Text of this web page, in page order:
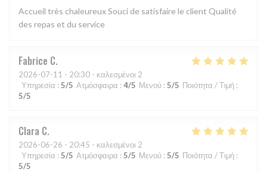
Accueil très chaleureux Souci de satisfaire le client Qualité
des repas et du service
Fabrice C
2026-07-11 - 20:30 - καλεσμένοι 2
Υπηρεσία : 5/5 Ατμόσφαιρα : 4/5 Μενού : 5/5 Ποιότητα / Τιμή :
5/5
Clara C
2026-06-26 - 20:45 - καλεσμένοι 2
Υπηρεσία : 5/5 Ατμόσφαιρα : 5/5 Μενού : 5/5 Ποιότητα / Τιμή :
5/5